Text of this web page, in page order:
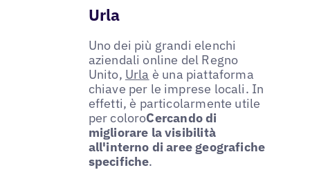
Urla
Uno dei più grandi elenchi
aziendali online del Regno
Unito, Urla è una piattaforma
chiave per le imprese locali. In
effetti, è particolarmente utile
per coloroCercando di
migliorare la visibilità
all'interno di aree geografiche
specifiche.